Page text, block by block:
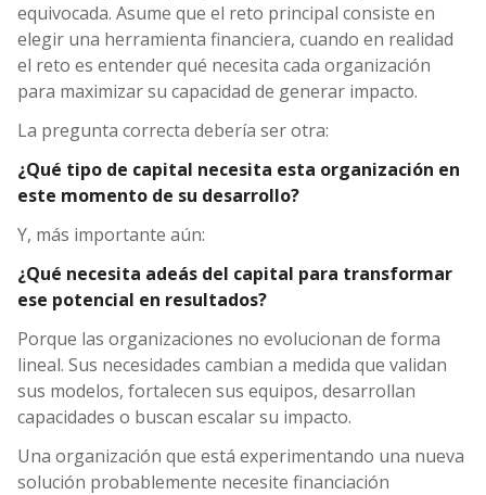
equivocada. Asume que el reto principal consiste en
elegir una herramienta financiera, cuando en realidad
el reto es entender qué necesita cada organización
para maximizar su capacidad de generar impacto.
La pregunta correcta debería ser otra:
¿Qué tipo de capital necesita esta organización en
este momento de su desarrollo?
Y, más importante aún:
¿Qué necesita adeás del capital para transformar
ese potencial en resultados?
Porque las organizaciones no evolucionan de forma
lineal. Sus necesidades cambian a medida que validan
sus modelos, fortalecen sus equipos, desarrollan
capacidades o buscan escalar su impacto.
Una organización que está experimentando una nueva
solución probablemente necesite financiación